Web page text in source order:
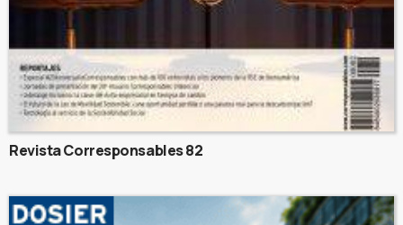
Revista Corresponsables 82